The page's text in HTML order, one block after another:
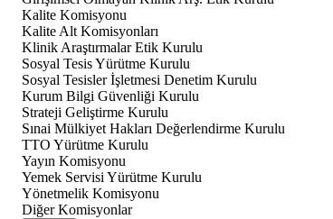
Kalite Komisyonu
Kalite Alt Komisyonları
Klinik Araştırmalar Etik Kurulu
Sosyal Tesis Yürütme Kurulu
Sosyal Tesisler İşletmesi Denetim Kurulu
Kurum Bilgi Güvenliği Kurulu
Strateji Geliştirme Kurulu
Sınai Mülkiyet Hakları Değerlendirme Kurulu
TTO Yürütme Kurulu
Yayın Komisyonu
Yemek Servisi Yürütme Kurulu
Yönetmelik Komisyonu
Diğer Komisyonlar